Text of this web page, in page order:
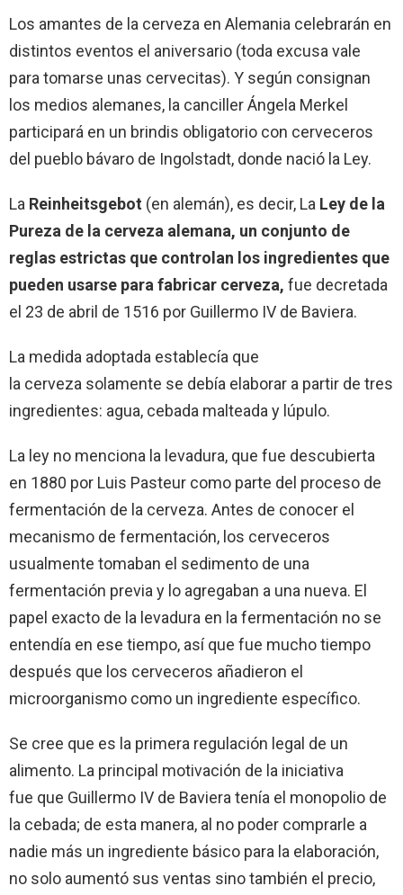
Los amantes de la cerveza en Alemania celebrarán en
distintos eventos el aniversario (toda excusa vale
para tomarse unas cervecitas). Y según consignan
los medios alemanes, la canciller Ángela Merkel
participará en un brindis obligatorio con cerveceros
del pueblo bávaro de Ingolstadt, donde nació la Ley.
La Reinheitsgebot (en alemán), es decir, La Ley de la
Pureza de la cerveza alemana, un conjunto de
reglas estrictas que controlan los ingredientes que
pueden usarse para fabricar cerveza, fue decretada
el 23 de abril de 1516 por Guillermo IV de Baviera.
La medida adoptada establecía que
la cerveza solamente se debía elaborar a partir de tres
ingredientes: agua, cebada malteada y lúpulo.
La ley no menciona la levadura, que fue descubierta
en 1880 por Luis Pasteur como parte del proceso de
fermentación de la cerveza. Antes de conocer el
mecanismo de fermentación, los cerveceros
usualmente tomaban el sedimento de una
fermentación previa y lo agregaban a una nueva. El
papel exacto de la levadura en la fermentación no se
entendía en ese tiempo, así que fue mucho tiempo
después que los cerveceros añadieron el
microorganismo como un ingrediente específico.
Se cree que es la primera regulación legal de un
alimento. La principal motivación de la iniciativa
fue que Guillermo IV de Baviera tenía el monopolio de
la cebada; de esta manera, al no poder comprarle a
nadie más un ingrediente básico para la elaboración,
no solo aumentó sus ventas sino también el precio,